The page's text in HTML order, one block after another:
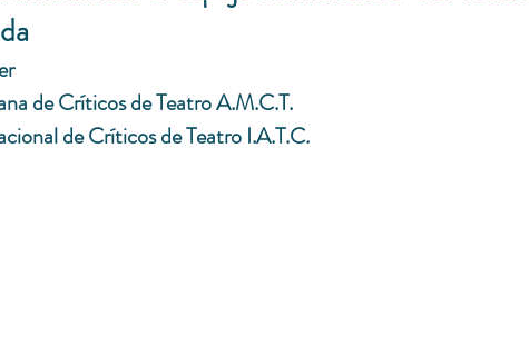
de Críticos de Teatro A.M.C.T.
de Críticos de Teatro I.A.T.C.